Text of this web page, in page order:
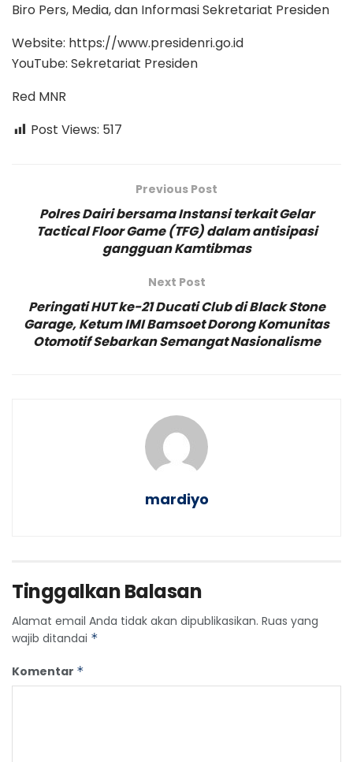
Biro Pers, Media, dan Informasi Sekretariat Presiden
Website: https://www.presidenri.go.id
YouTube: Sekretariat Presiden
Red MNR
Post Views: 517
Previous Post
Polres Dairi bersama Instansi terkait Gelar
Tactical Floor Game (TFG) dalam antisipasi
gangguan Kamtibmas
Next Post
Peringati HUT ke-21 Ducati Club di Black Stone
Garage, Ketum IMI Bamsoet Dorong Komunitas
Otomotif Sebarkan Semangat Nasionalisme
mardiyo
Tinggalkan Balasan
Alamat email Anda tidak akan dipublikasikan. Ruas yang
wajib ditandai *
Komentar *